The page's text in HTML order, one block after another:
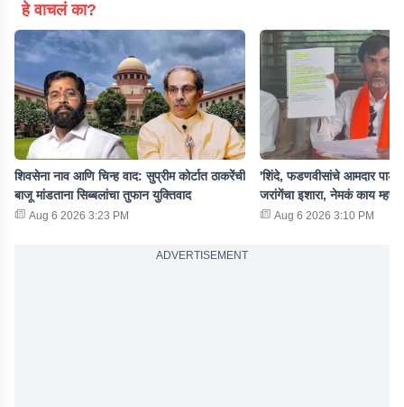
हे वाचलं का?
शिवसेना नाव आणि चिन्ह वाद: सुप्रीम कोर्टात ठाकरेंची
बाजू मांडताना सिब्बलांचा तुफान युक्तिवाद
Aug 6 2026 3:23 PM
'शिंदे, फडणवीसांचे आमदार
जरांगेंचा इशारा, नेमकं काय
Aug 6 2026 3:10 PM
ADVERTISEMENT